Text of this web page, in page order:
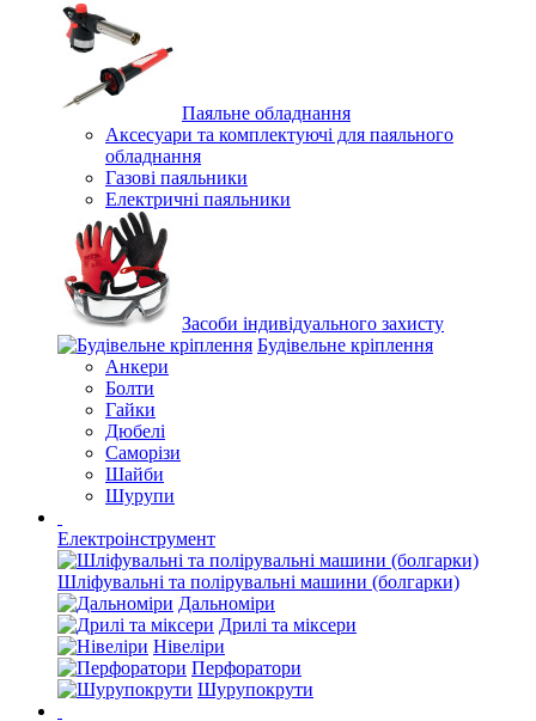
Паяльне обладнання
Аксесуари та комплектуючі для паяльного
обладнання
Газові паяльники
Електричні паяльники
Засоби індивідуального захисту
Будівельне кріплення
Анкери
Болти
Гайки
Дюбелі
Саморізи
Шайби
Шурупи
Електроінструмент
Шліфувальні та полірувальні машини (болгарки)
Дальноміри
Дрилі та міксери
Нівеліри
Перфоратори
Шурупокрути